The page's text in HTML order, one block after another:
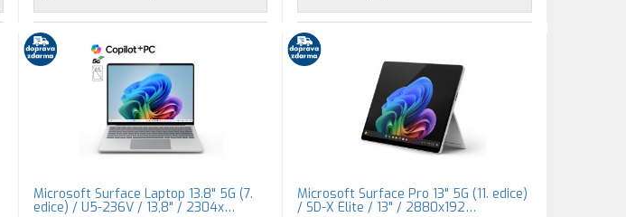
Microsoft Surface Laptop 13.8" 5G (7.
edice) / U5-236V / 13,8" / 2304x…
Microsoft Surface Pro 13" 5G (11. edice)
/ SD-X Elite / 13" / 2880x192…